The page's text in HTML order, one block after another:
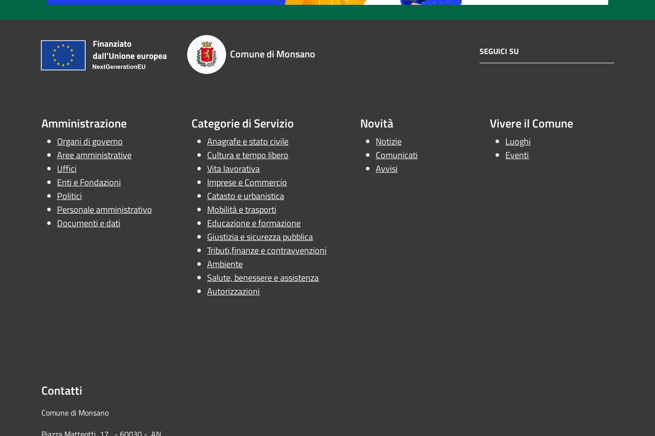
Comune di Monsano SEGUICI SU
Amministrazione
Organi di governo
Aree amministrative
Uffici
Enti e Fondazioni
Politici
Personale amministrativo
Documenti e dati
Categorie di Servizio
Anagrafe e stato civile
Cultura e tempo libero
Vita lavorativa
Imprese e Commercio
Catasto e urbanistica
Mobilità e trasporti
Educazione e formazione
Giustizia e sicurezza pubblica
Tributi,finanze e contravvenzioni
Ambiente
Salute, benessere e assistenza
Autorizzazioni
Novità
Notizie
Comunicati
Avvisi
Vivere il Comune
Luoghi
Eventi
Contatti
Comune di Monsano